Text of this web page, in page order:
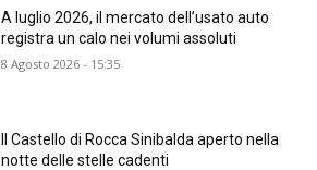
A luglio 2026, il mercato dell’usato auto
registra un calo nei volumi assoluti
8 Agosto 2026 - 15:35
Il Castello di Rocca Sinibalda aperto nella
notte delle stelle cadenti